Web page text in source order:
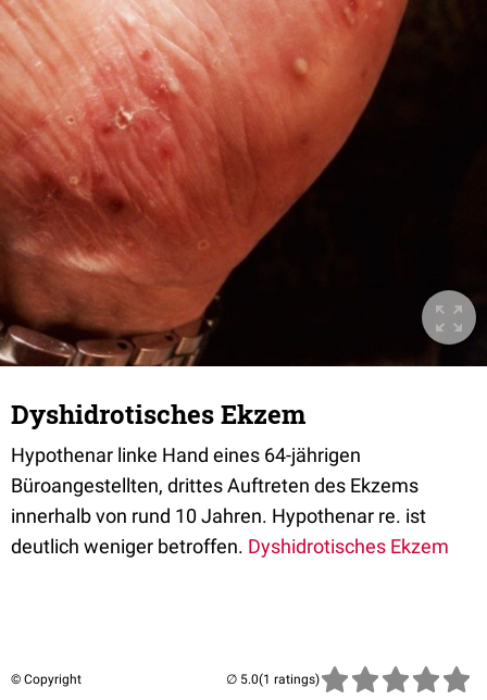
Dyshidrotisches Ekzem
Hypothenar linke Hand eines 64-jährigen
Büroangestellten, drittes Auftreten des Ekzems
innerhalb von rund 10 Jahren. Hypothenar re. ist
deutlich weniger betroffen. Dyshidrotisches Ekzem
© Copyright (1 ratings)